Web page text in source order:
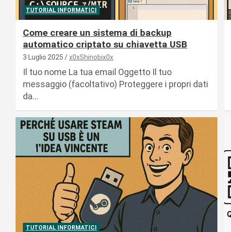
TUTORIAL INFORMATICI
Come creare un sistema di backup
automatico criptato su chiavetta USB
3 Luglio 2025 x0xShinobix0x
Il tuo nome La tua email Oggetto Il tuo
messaggio (facoltativo) Proteggere i propri dati
da…
TUTORIAL INFORMATICI